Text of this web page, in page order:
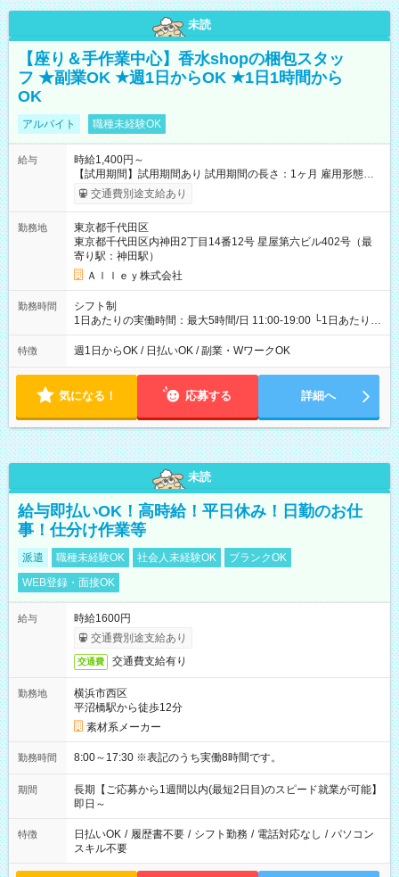
未読
【座り＆手作業中心】香水shopの梱包スタッ
フ ★副業OK ★週1日からOK ★1日1時間から
OK
アルバイト 職種未経験OK
給与
時給1,400円～
【試用期間】試用期間あり 試用期間の長さ：1ヶ月 雇用形態、
給与は本採用時と同じです。
交通費別途支給あり
勤務地
東京都千代田区
東京都千代田区内神田2丁目14番12号 星屋第六ビル402号（最
寄り駅：神田駅）
Ａｌｌｅｙ株式会社
勤務時間
シフト制
1日あたりの実働時間：最大5時間/日 11:00-19:00 └1日あたりの
実働時間：1-5時間 └上記の時間帯内であれば、いつでも勤務可
能！ └平日・土曜日の中で、お好きな曜日でご勤務いただけま
18:00 などのように、自由な働き方が可能なお仕事です！
特徴 週1日からOK / 日払いOK / 副業・WワークOK
気になる！ 応募する 詳細へ
未読
給与即払いOK！高時給！平日休み！日勤のお仕
事！仕分け作業等
派遣 職種未経験OK 社会人未経験OK
ブランクOK
WEB登録・面接OK
給与
時給1600円
交通費別途支給あり
交通費 交通費支給有り
勤務地
横浜市西区
平沼橋駅から徒歩12分
素材系メーカー
勤務時間 8:00～17:30 ※表記のうち実働8時間です。
期間
長期【ご応募から1週間以内(最短2日目)のスピード就業が可能】
即日～
特徴 日払いOK / 履歴書不要 / シフト勤務 / 電話対応なし / パソコン
スキル不要